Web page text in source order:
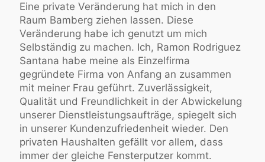
Eine private Veränderung hat mich in den
Raum Bamberg ziehen lassen. Diese
Veränderung habe ich genutzt um mich
Selbständig zu machen. Ich, Ramon Rodriguez
Santana habe meine als Einzelfirma
gegründete Firma von Anfang an zusammen
mit meiner Frau geführt. Zuverlässigkeit,
Qualität und Freundlichkeit in der Abwickelung
unserer Dienstleistungsaufträge, spiegelt sich
in unserer Kundenzufriedenheit wieder. Den
privaten Haushalten gefällt vor allem, dass
immer der gleiche Fensterputzer kommt.